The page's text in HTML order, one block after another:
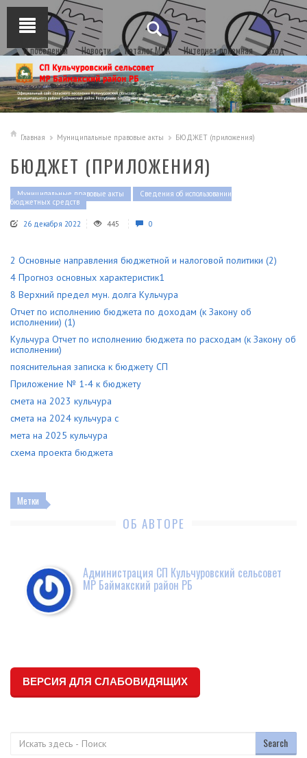
О поселении Новости Каталог МПА Интернет приемная Вход
Главная Муниципальные правовые акты БЮДЖЕТ (приложения)
БЮДЖЕТ (ПРИЛОЖЕНИЯ)
Муниципальные правовые акты
Сведения об использовании
бюджетных средств
26 декабря 2022 445 0
2 Основные направления бюджетной и налоговой политики (2)
4 Прогноз основных характеристик1
8 Верхний предел мун. долга Кульчура
Отчет по исполнению бюджета по доходам (к Закону об
исполнении) (1)
Кульчура Отчет по исполнению бюджета по расходам (к Закону об
исполнении)
пояснительная записка к бюджету СП
Приложение № 1-4 к бюджету
смета на 2023 кульчура
смета на 2024 кульчура с
мета на 2025 кульчура
схема проекта бюджета
Метки
ОБ АВТОРЕ
Администрация СП Кульчуровский сельсовет
МР Баймакский район РБ
ВЕРСИЯ ДЛЯ СЛАБОВИДЯЩИХ